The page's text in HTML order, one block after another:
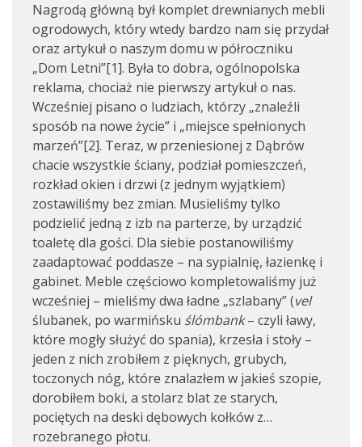
Nagrodą główną był komplet drewnianych mebli
ogrodowych, który wtedy bardzo nam się przydał
oraz artykuł o naszym domu w półroczniku
„Dom Letni”[1]. Była to dobra, ogólnopolska
reklama, chociaż nie pierwszy artykuł o nas.
Wcześniej pisano o ludziach, którzy „znaleźli
sposób na nowe życie” i „miejsce spełnionych
marzeń”[2]. Teraz, w przeniesionej z Dąbrów
chacie wszystkie ściany, podział pomieszczeń,
rozkład okien i drzwi (z jednym wyjątkiem)
zostawiliśmy bez zmian. Musieliśmy tylko
podzielić jedną z izb na parterze, by urządzić
toaletę dla gości. Dla siebie postanowiliśmy
zaadaptować poddasze – na sypialnię, łazienkę i
gabinet. Meble częściowo kompletowaliśmy już
wcześniej – mieliśmy dwa ładne „szlabany” (vel
ślubanek, po warmińsku ślómbank– czyli ławy,
które mogły służyć do spania), krzesła i stoły –
jeden z nich zrobiłem z pięknych, grubych,
toczonych nóg, które znalazłem w jakieś szopie,
dorobiłem boki, a stolarz blat ze starych,
pociętych na deski dębowych kołków z…
rozebranego płotu.